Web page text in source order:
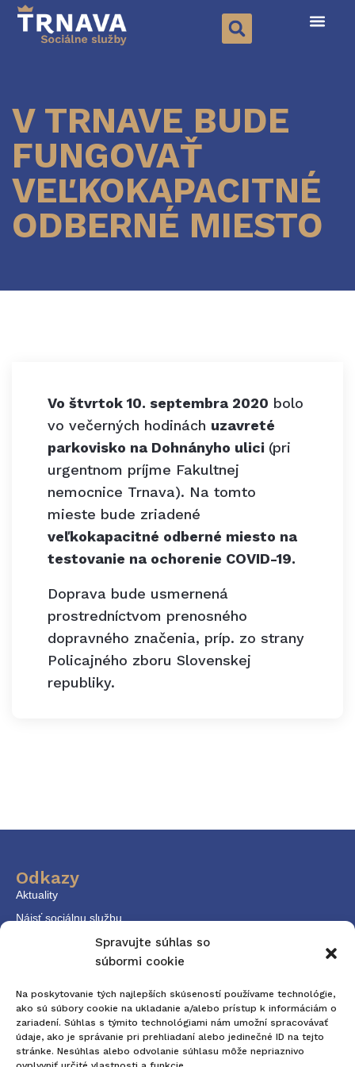
Spravujte súhlas so
súbormi cookie
Na poskytovanie tých najlepších skúseností používame technológie,
ako sú súbory cookie na ukladanie a/alebo prístup k informáciám o
zariadení. Súhlas s týmito technológiami nám umožní spracovávať
údaje, ako je správanie pri prehliadaní alebo jedinečné ID na tejto
stránke. Nesúhlas alebo odvolanie súhlasu môže nepriaznivo
V TRNAVE BUDE
FUNGOVAŤ
VEĽKOKAPACITNÉ
ODBERNÉ MIESTO
Vo štvrtok 10. septembra 2020 bolo
vo večerných hodinách uzavreté
parkovisko na Dohnányho ulici (pri
urgentnom príjme Fakultnej
nemocnice Trnava). Na tomto
mieste bude zriadené
veľkokapacitné odberné miesto na
testovanie na ochorenie COVID-19.
Doprava bude usmernená
prostredníctvom prenosného
dopravného značenia, príp. zo strany
Policajného zboru Slovenskej
republiky.
Odkazy
Aktuality
Nájsť sociálnu službu
Kontaktné údaje
E-mail: komunitneplanovanie@trnava.sk